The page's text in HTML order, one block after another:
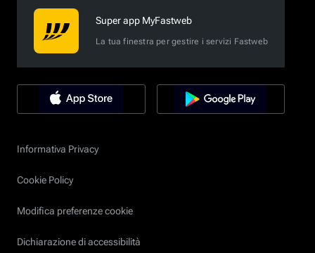
Super app MyFastweb
La tua finestra per gestire i servizi Fastweb
Informativa Privacy
Cookie Policy
Modifica preferenze cookie
Dichiarazione di accessibilità